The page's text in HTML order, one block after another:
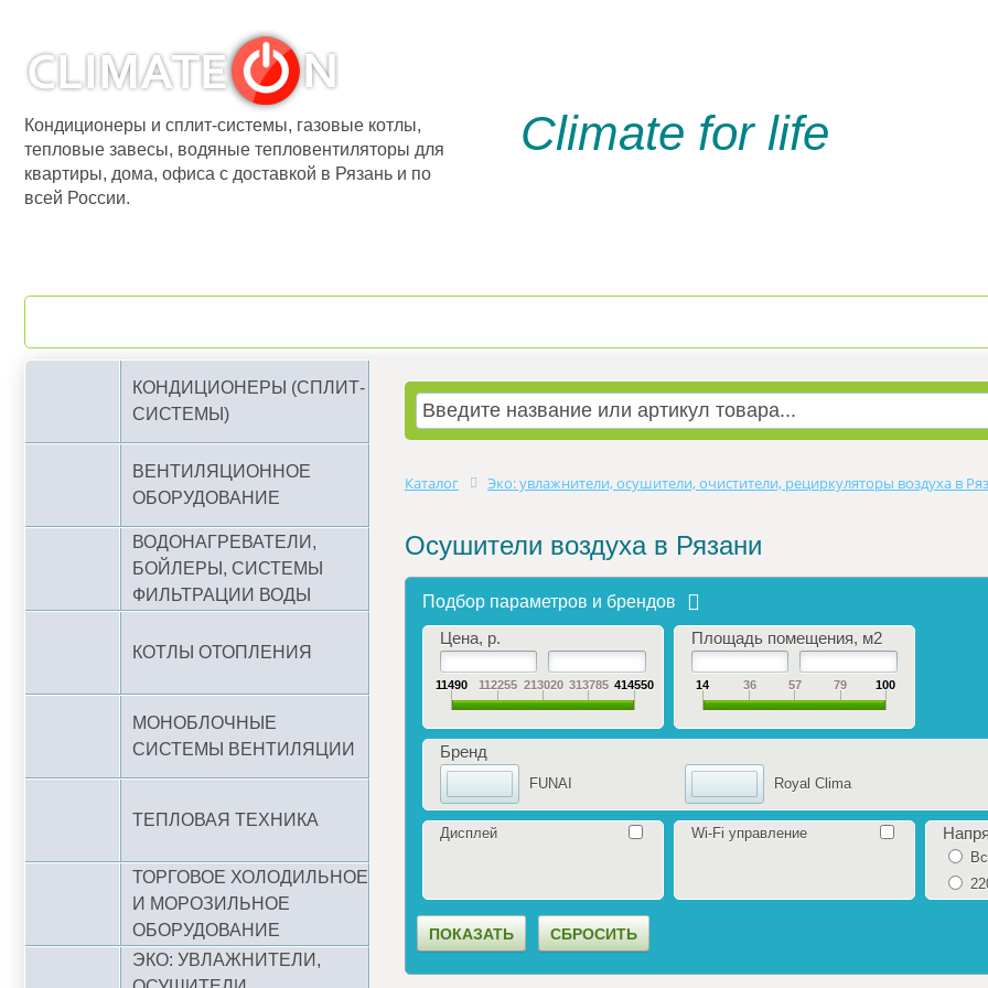
Кондиционеры и сплит-системы, газовые котлы,
тепловые завесы, водяные тепловентиляторы для
квартиры, дома, офиса с доставкой в Рязань и по
всей России.
Climate for life
КОНДИЦИОНЕРЫ (СПЛИТ-
СИСТЕМЫ)
ВЕНТИЛЯЦИОННОЕ
ОБОРУДОВАНИЕ
ВОДОНАГРЕВАТЕЛИ,
БОЙЛЕРЫ, СИСТЕМЫ
ФИЛЬТРАЦИИ ВОДЫ
КОТЛЫ ОТОПЛЕНИЯ
МОНОБЛОЧНЫЕ
СИСТЕМЫ ВЕНТИЛЯЦИИ
ТЕПЛОВАЯ ТЕХНИКА
ТОРГОВОЕ ХОЛОДИЛЬНОЕ
И МОРОЗИЛЬНОЕ
ОБОРУДОВАНИЕ
ЭКО: УВЛАЖНИТЕЛИ,
Каталог Эко: увлажнители, осушители, очистители, рециркуляторы воздуха в
Осушители воздуха в Рязани
Подбор параметров и брендов
Цена, р.
11490 112255 213020 313785 414550
Площадь помещения, м2
14 36 57 79 100
Бренд
FUNAI Royal Clima
Дисплей Wi-Fi управление